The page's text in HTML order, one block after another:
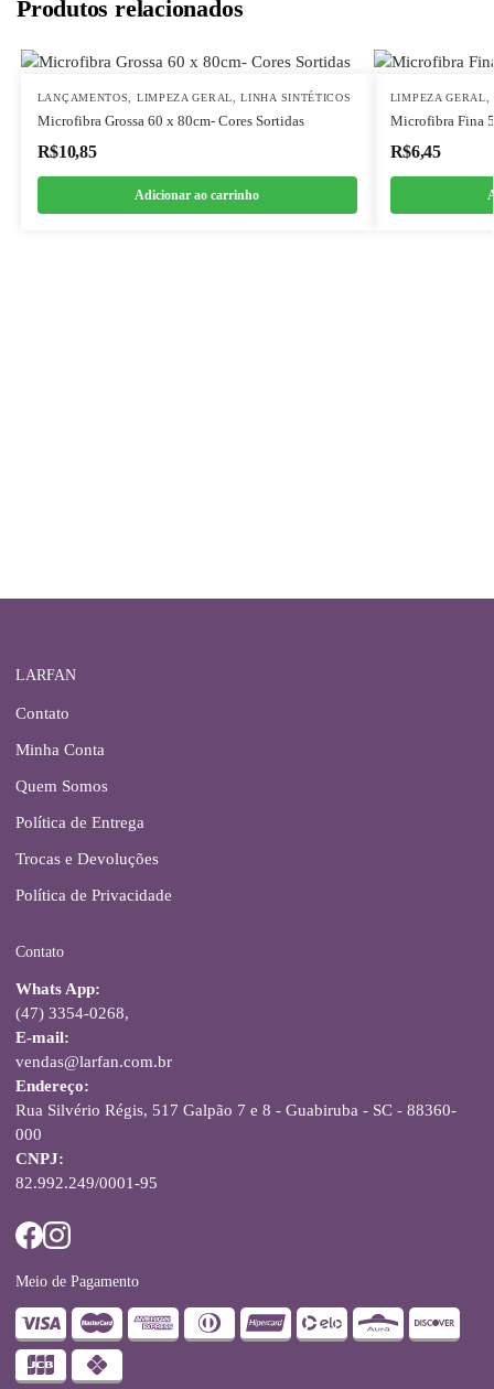
Produtos relacionados
LANÇAMENTOS LIMPEZA GERAL ,LINHA SINTÉTICOS
Microfibra Grossa 60 x 80cm- Cores Sortidas
R$10,85
Adicionar ao carrinho
LIMPEZA GERAL
Microfibra Fina
R$6,45
LARFAN
Contato
Minha Conta
Quem Somos
Política de Entrega
Trocas e Devoluções
Política de Privacidade
Contato
Whats App:
(47) 3354-0268,
E-mail:
vendas@larfan.com.br
Endereço:
Rua Silvério Régis, 517 Galpão 7 e 8 - Guabiruba - SC - 88360-
000
CNPJ:
82.992.249/0001-95
Meio de Pagamento